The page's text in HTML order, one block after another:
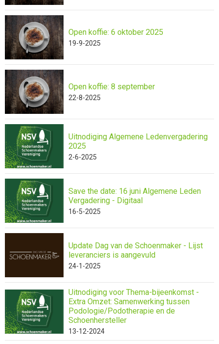
Open koffie: 6 oktober 2025
19-9-2025
Open koffie: 8 september
22-8-2025
Uitnodiging Algemene Ledenvergadering
2025
2-6-2025
Save the date: 16 juni Algemene Leden
Vergadering - Digitaal
16-5-2025
Update Dag van de Schoenmaker - Lijst
leveranciers is aangevuld
24-1-2025
Uitnodiging voor Thema-bijeenkomst -
Extra Omzet: Samenwerking tussen
Podologie/Podotherapie en de
Schoenhersteller
13-12-2024